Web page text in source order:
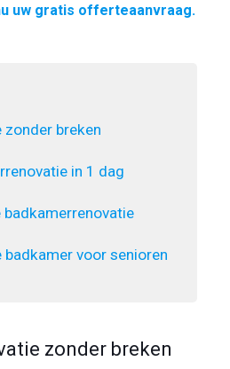
uw gratis offerteaanvraag.
zonder breken
in 1 dag
badkamerrenovatie
badkamer voor senioren
zonder breken